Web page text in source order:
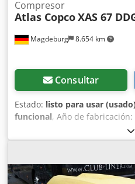
Magdeburg 8.654 km
Compresor
Atlas CopcoXAS 67
Consultar
Estado: listo para usar
funcional, Año de fabricación:
,
DDG, año de fabricación
caudal volumétrico 3,5 m³,
Kva, conexiones 1 x 230 Volt,
YA3062560C0250310 Crjdpfx